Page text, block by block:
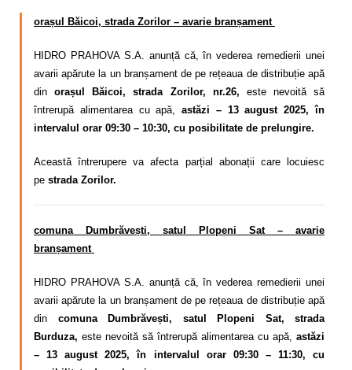
orașul Băicoi, strada Zorilor – avarie branșament
HIDRO PRAHOVA S.A. anunță că, în vederea remedierii unei
avarii apărute la un branșament de pe rețeaua de distribuție apă
dinorașul Băicoi, strada Zorilor, nr.26, este nevoită să
întrerupă alimentarea cu apă,astăzi – 13 august 2025, în
intervalul orar 09:30 – 10:30, cu posibilitate de prelungire.
Această întrerupere va afecta parțial abonații care locuiesc
pe strada Zorilor.
comuna Dumbrăvești, satul Plopeni Sat – avarie
branșament
HIDRO PRAHOVA S.A. anunță că, în vederea remedierii unei
avarii apărute la un branșament de pe rețeaua de distribuție apă
din comuna Dumbrăvești, satul Plopeni Sat, strada
Burduza, este nevoită să întrerupă alimentarea cu apă, astăzi
– 13 august 2025, în intervalul orar 09:30 – 11:30, cu